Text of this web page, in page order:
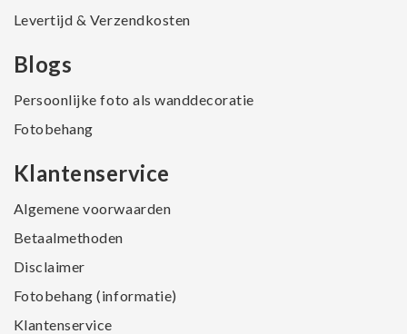
Levertijd & Verzendkosten
Blogs
Persoonlijke foto als wanddecoratie
Fotobehang
Klantenservice
Algemene voorwaarden
Betaalmethoden
Disclaimer
Fotobehang (informatie)
Klantenservice